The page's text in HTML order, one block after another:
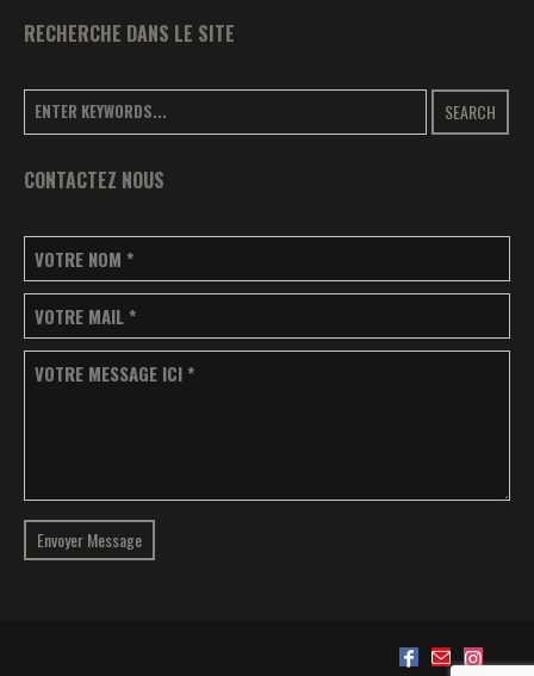
RECHERCHE DANS LE SITE
SEARCH
CONTACTEZ NOUS
VOTRE NOM *
VOTRE MAIL *
VOTRE MESSAGE ICI *
Envoyer Message